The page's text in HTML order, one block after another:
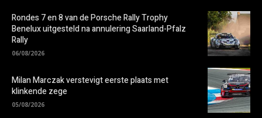
Rondes 7 en 8 van de Porsche Rally Trophy
Benelux uitgesteld na annulering Saarland-Pfalz
Rally
06/08/2026
Milan Marczak verstevigt eerste plaats met
klinkende zege
05/08/2026